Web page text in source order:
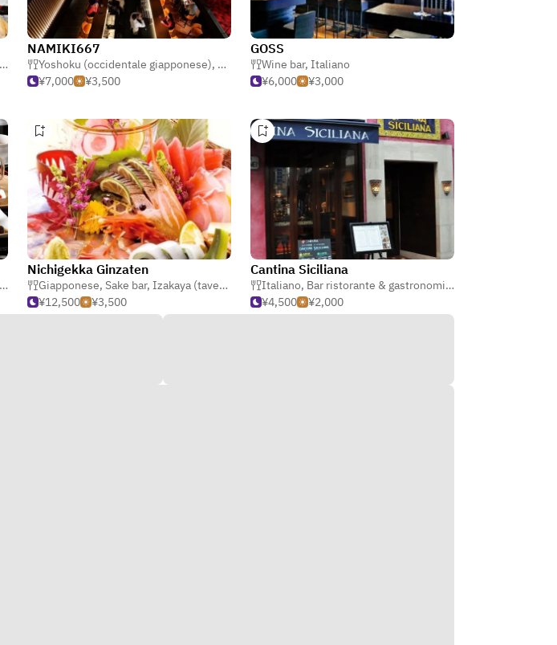
,Izakaya (taverna giapponese)
NAMIKI667
Yoshoku (occidentale giapponese), Bar
¥7,000
¥3,500
GOSS
Wine bar, Italiano
¥6,000
¥3,000
Nichigekka Ginzaten
Giapponese, Sake bar, Izakaya (taverna giapponese)
¥12,500
¥3,500
Cantina Siciliana
Italiano, Bar ristorante & gastronomia ,
¥4,500
¥2,000